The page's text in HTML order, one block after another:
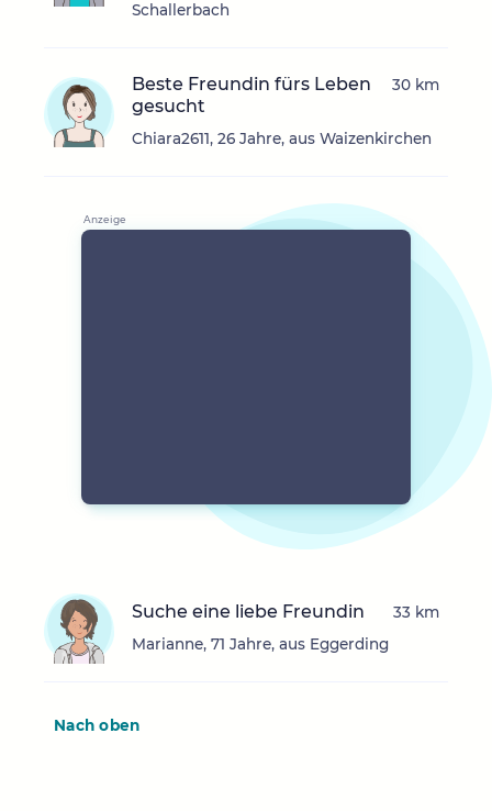
Schallerbach
Beste Freundin fürs Leben
gesucht
Chiara2611, 26 Jahre, aus Waizenkirchen
30 km
Suche eine liebe Freundin
Marianne, 71 Jahre, aus Eggerding
33 km
Nach oben